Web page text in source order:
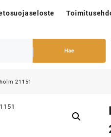
Hae
21151